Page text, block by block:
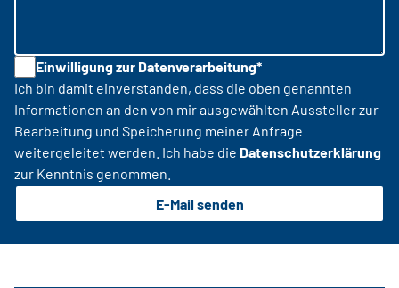
Einwilligung zur Datenverarbeitung*
Ich bin damit einverstanden, dass die oben genannten
Informationen an den von mir ausgewählten Aussteller zur
Bearbeitung und Speicherung meiner Anfrage
weitergeleitet werden. Ich habe die Datenschutzerklärung
zur Kenntnis genommen.
E-Mail senden